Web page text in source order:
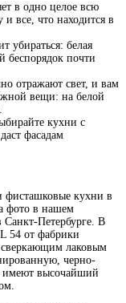
в одно целое всю
и все, что находится в
убираться: белая
беспорядок почти
отражают свет, и вам
вещи: на белой
кухни с
фасадам
фисташковые кухни в
фото в нашем
Санкт-Петербурге. В
54 от фабрики
лаковым
черно-
высочайший